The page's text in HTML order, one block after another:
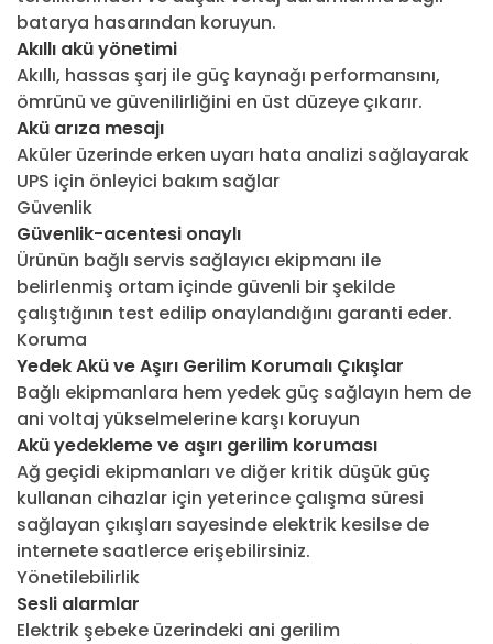
batarya hasarından koruyun.
Akıllı akü yönetimi
Akıllı, hassas şarj ile güç kaynağı performansını,
ömrünü ve güvenilirliğini en üst düzeye çıkarır.
Akü arıza mesajı
Aküler üzerinde erken uyarı hata analizi sağlayarak
UPS için önleyici bakım sağlar
Güvenlik
Güvenlik-acentesi onaylı
Ürünün bağlı servis sağlayıcı ekipmanı ile
belirlenmiş ortam içinde güvenli bir şekilde
çalıştığının test edilip onaylandığını garanti eder.
Koruma
Yedek Akü ve Aşırı Gerilim Korumalı Çıkışlar
Bağlı ekipmanlara hem yedek güç sağlayın hem de
ani voltaj yükselmelerine karşı koruyun
Akü yedekleme ve aşırı gerilim koruması
Ağ geçidi ekipmanları ve diğer kritik düşük güç
kullanan cihazlar için yeterince çalışma süresi
sağlayan çıkışları sayesinde elektrik kesilse de
internete saatlerce erişebilirsiniz.
Yönetilebilirlik
Sesli alarmlar
Elektrik şebeke üzerindeki ani gerilim